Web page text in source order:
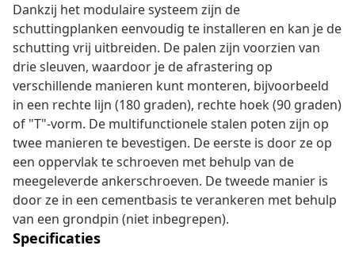
Dankzij het modulaire systeem zijn de
schuttingplanken eenvoudig te installeren en kan je de
schutting vrij uitbreiden. De palen zijn voorzien van
drie sleuven, waardoor je de afrastering op
verschillende manieren kunt monteren, bijvoorbeeld
in een rechte lijn (180 graden), rechte hoek (90 graden)
of "T"-vorm. De multifunctionele stalen poten zijn op
twee manieren te bevestigen. De eerste is door ze op
een oppervlak te schroeven met behulp van de
meegeleverde ankerschroeven. De tweede manier is
door ze in een cementbasis te verankeren met behulp
van een grondpin (niet inbegrepen).
Specificaties